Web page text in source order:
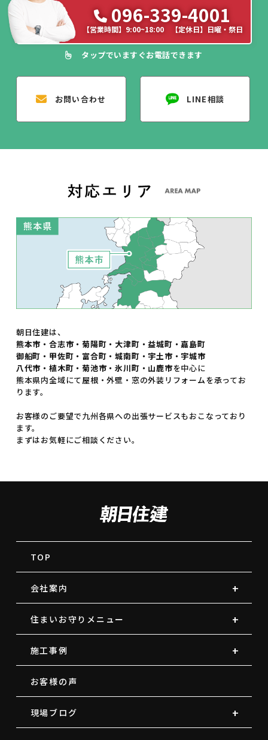
096-339-4001
【営業時間】9:00~18:00 【定休日】日曜・祭日
タップでいますぐお電話できます
お問い合わせ LINE相談
朝日住建は、
熊本市・合志市・菊陽町・大津町・益城町・嘉島町
御船町・甲佐町・富合町・城南町・宇土市・宇城市
八代市・植木町・菊池市・氷川町・山鹿市を中心に
熊本県内全域にて屋根・外壁・窓の外装リフォームを承ってお
ります。
お客様のご要望で九州各県への出張サービスもおこなっており
ます。
まずはお気軽にご相談ください。
TOP
会社案内
住まいお守りメニュー
施工事例
お客様の声
現場ブログ